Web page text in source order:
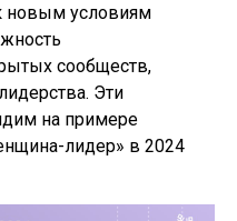
новым условиям
сообществ,
Эти
на примере
лидер» в 2024